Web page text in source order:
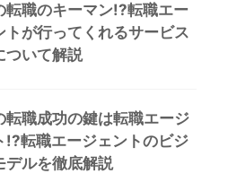
転職のキーマン!?転職エー
トが行ってくれるサービス
ついて解説
転職成功の鍵は転職エージ
!?転職エージェントのビジ
デルを徹底解説